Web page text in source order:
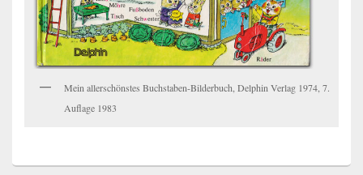
Mein allerschönstes Buchstaben-Bilderbuch, Delphin Verlag 1974, 7.
Auflage 1983